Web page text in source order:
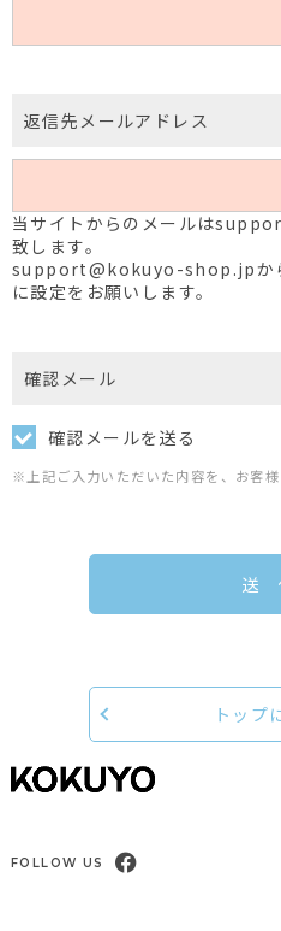
返信先メールアドレス
当サイトからのメールは
致します。
support@kokuyo-shop.jpか
に設定をお願いします。
確認メール
確認メールを送る
※上記ご入力いただいた内容を、お客様
送
トップ
FOLLOW US